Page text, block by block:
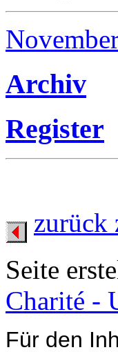
Archiv
Register
zurück
Seite
Charité -
Für den